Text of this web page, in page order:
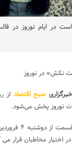
در ایام نوروز در
نکش» در نوروز
خبرگزاری صبح اقتصاد از
نوروز پخش می‌شود.
پخش این